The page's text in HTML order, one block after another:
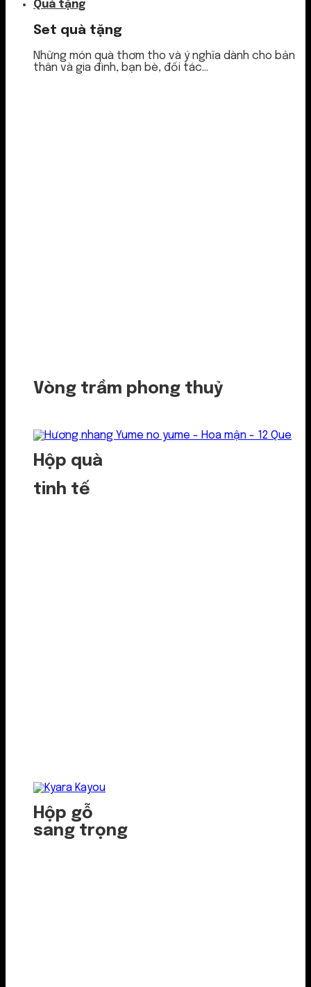
Quà tặng
Set quà tặng
Những món quà thơm tho và ý nghĩa dành cho bản
thân và gia đình, bạn bè, đối tác...
Vòng trầm phong thuỷ
Hộp quà
tinh tế
Hộp gỗ
sang trọng